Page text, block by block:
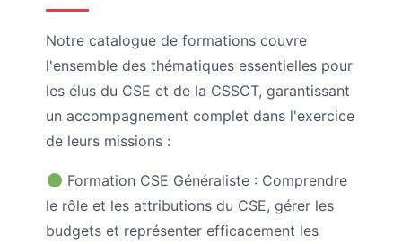
Notre catalogue de formations couvre
l'ensemble des thématiques essentielles pour
les élus du CSE et de la CSSCT, garantissant
un accompagnement complet dans l'exercice
de leurs missions :
Formation CSE Généraliste : Comprendre
le rôle et les attributions du CSE, gérer les
budgets et représenter efficacement les